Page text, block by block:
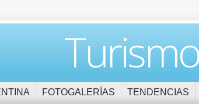
FOTOGALERÍAS TENDENCIAS